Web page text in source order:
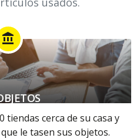
account_balance
tiendas cerca de su casa y
le tasen sus objetos.